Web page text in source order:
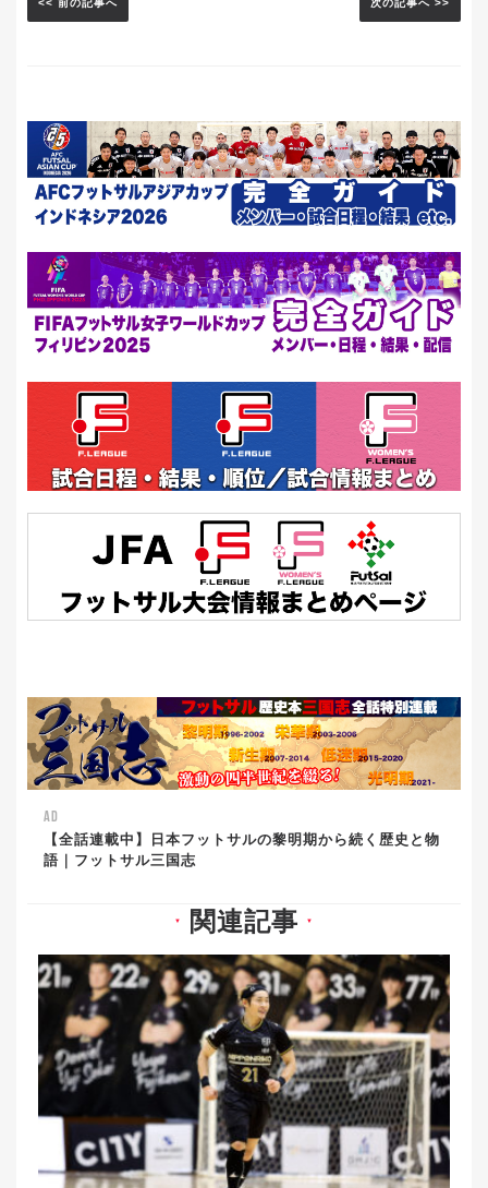
<< 前の記事へ 次の記事へ >>
AD
【全話連載中】日本フットサルの黎明期から続く歴史と物
語｜フットサル三国志
▼ 関連記事 ▼